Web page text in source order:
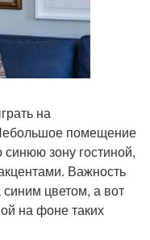
на
помещение
зону гостиной,
Важность
синим цветом, а вот
на фоне таких